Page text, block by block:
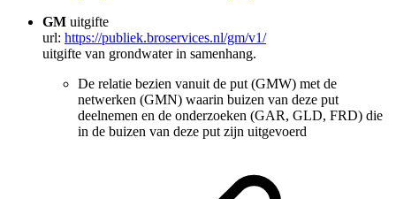
GM uitgifte
url: https://publiek.broservices.nl/gm/v1/
uitgifte van grondwater in samenhang.
De relatie bezien vanuit de put (GMW) met de
netwerken (GMN) waarin buizen van deze put
deelnemen en de onderzoeken (GAR, GLD, FRD) die
in de buizen van deze put zijn uitgevoerd